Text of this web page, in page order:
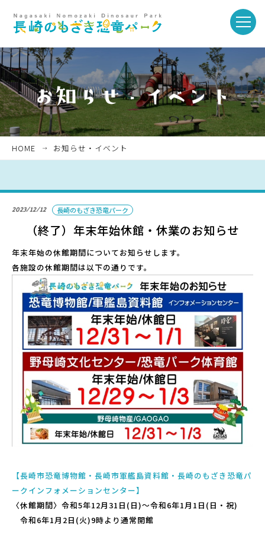
toggle
ホーム
お知らせ・イベント
パークのご紹介
長崎市恐竜博物館
こども広場
水仙の丘
軍艦島資料館
野母崎文化センター
インフォメーションセンター
恐竜パーク体育館
よくある質問
周辺スポット
アクセス
お問い合わせ
HOME お知らせ・イベント
2023/12/12 長崎のもざき恐竜パーク
（終了）年末年始休館・休業のお知らせ
年末年始の休館期間についてお知らせします。
各施設の休館期間は以下の通りです。
【長崎市恐竜博物館・長崎市軍艦島資料館・長崎のもざき恐竜パ
ークインフォメーションセンター】
〈休館期間〉令和5年12月31日(日)～令和6年1月1日(日・祝)
令和6年1月2日(火)9時より通常開館